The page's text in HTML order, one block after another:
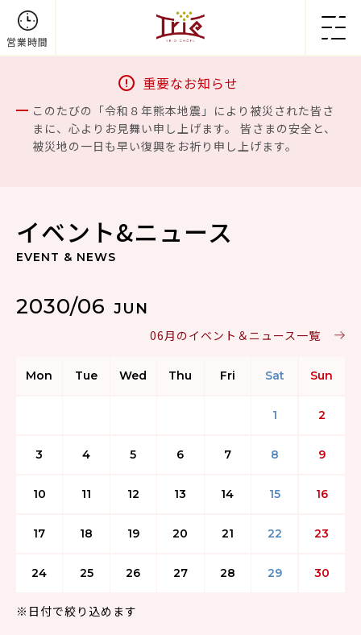
営業時間
重要なお知らせ
このたびの「令和８年熊本地震」により被災された皆さ
まに、心よりお見舞い申し上げます。 皆さまの安全と、
被災地の一日も早い復興をお祈り申し上げます。
イベント&ニュース
EVENT & NEWS
2030/06 JUN
06月のイベント＆ニュース一覧
Mon Tue Wed Thu Fri Sat Sun
1 2
3 4 5 6 7 8 9
10 11 12 13 14 15 16
17 18 19 20 21 22 23
24 25 26 27 28 29 30
※日付で絞り込めます